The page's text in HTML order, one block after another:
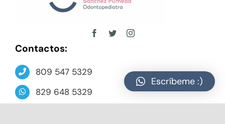
Contactos:
809 547 5329
829 648 5329
Escríbeme :)